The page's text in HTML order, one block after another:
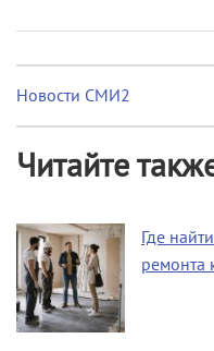
Новости СМИ2
Читайте
Где
ремонта